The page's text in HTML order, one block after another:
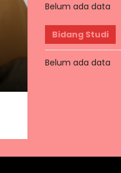
Belum ada data
Bidang Studi
Belum ada data